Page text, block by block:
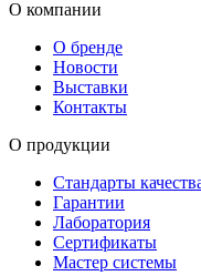
О компании
О бренде
Новости
Выставки
Контакты
О продукции
Стандарты
Гарантии
Лаборатория
Сертификаты
Мастер системы